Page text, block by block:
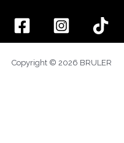
Copyright © 2026 BRULER